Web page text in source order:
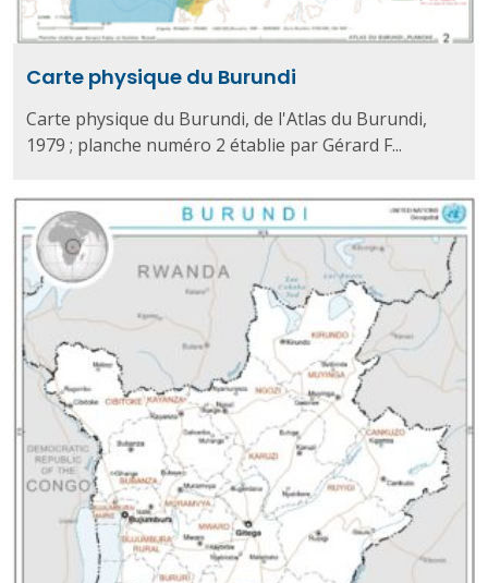
Carte physique du Burundi
Carte physique du Burundi, de l'Atlas du Burundi,
1979 ; planche numéro 2 établie par Gérard F...